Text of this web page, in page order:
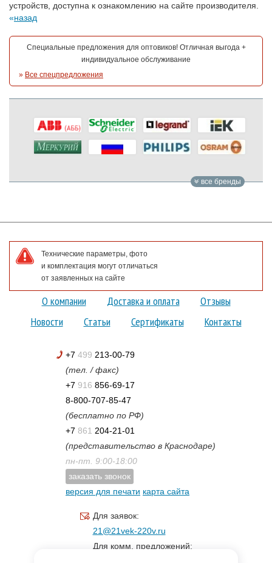
устройств, доступна к ознакомлению на сайте производителя.
назад
Специальные предложения для оптовиков! Отличная выгода +
индивидуальное обслуживание
» Все спецпредложения
все бренды
Технические параметры, фото
и комплектация могут отличаться
от заявленных на сайте
О компании Доставка и оплата
Отзывы
Новости
Статьи Сертификаты Контакты
+7 499 213-00-79
(тел. / факс)
+7 916 856-69-17
8-800-707-85-47
(бесплатно по РФ)
+7 861 204-21-01
(представительство в Краснодаре)
пн-пт. 9:00-18:00
заказать звонок
версия для печати карта сайта
Для заявок:
21@21vek-220v.ru
Для комм. предложений: